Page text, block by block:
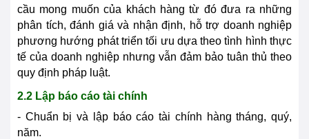
cầu mong muốn của khách hàng từ đó đưa ra những
phân tích, đánh giá và nhận định, hỗ trợ doanh nghiệp
phương hướng phát triển tối ưu dựa theo tình hình thực
tế của doanh nghiệp nhưng vẫn đảm bảo tuân thủ theo
quy định pháp luật.
2.2 Lập báo cáo tài chính
- Chuẩn bị và lập báo cáo tài chính hàng tháng, quý,
năm.